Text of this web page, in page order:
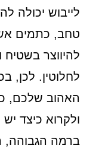
לייבוש יכולה
טחב, כתמים
להיווצר
לחלוטין. לכן,
האהוב שלכם,
ולקרוא כיצד
ברמה הגבוהה,